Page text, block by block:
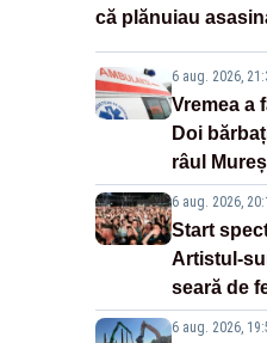
că plănuiau
6 aug. 2026,
Vremea a
Doi
râul Mureș
6 aug. 2026,
Start
Artistul-
seară de
6 aug. 2026,